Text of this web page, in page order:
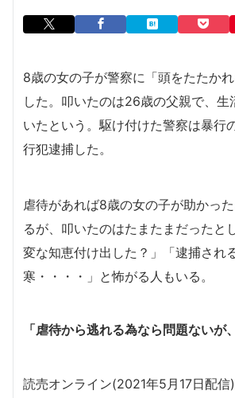
8歳の女の子が警察に「頭をたたか
した。叩いたのは26歳の父親で、生
いたという。駆け付けた警察は暴行
行犯逮捕した。
虐待があれば8歳の女の子が助かっ
るが、叩いたのはたまたまだったと
変な知恵付け出した？」「逮捕され
寒・・・・」と怖がる人もいる。
「虐待から逃れる為なら問題ないが
読売オンライン(2021年5月17日配信